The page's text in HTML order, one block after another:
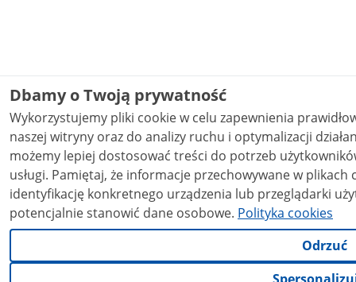
Dbamy o Twoją prywatność
Wykorzystujemy pliki cookie w celu zapewnienia
naszej witryny oraz do analizy ruchu i optymalizacji działania
możemy lepiej dostosować treści do potrzeb
usługi. Pamiętaj, że informacje przechowywane w plikach cookie mogą pozwalać na
identyfikację konkretnego urządzenia lub przeglądarki
potencjalnie stanowić dane osobowe. Polityka cookies
Odrzuć